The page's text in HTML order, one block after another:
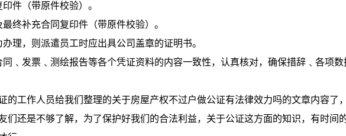
（带原件校验）。
补充合同复印件（带原件校验）。
，则派遣员工时应出具公司盖章的证明书。
发票﹑测绘报告等各个凭证资料的内容一致性，认真核对，确保措辞﹑各项数
工作人员给我们整理的关于房屋产权不过户做公证有法律效力吗的文章内容了
们还是不够了解，为了保护好我们的合法利益，关于公证这方面的知识，有时间